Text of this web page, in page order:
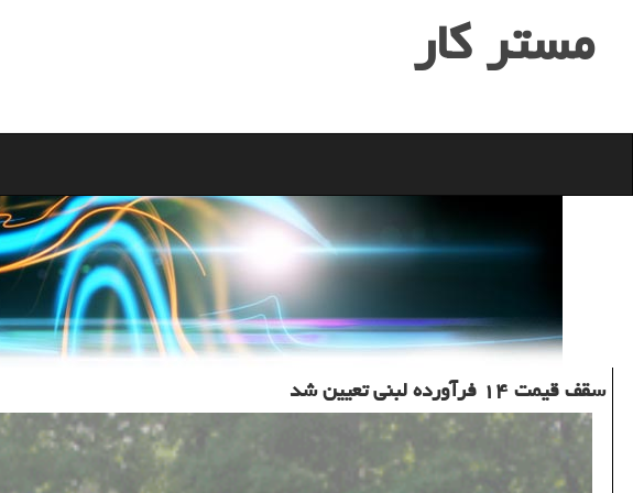
مستر كار
سقف قیمت ۱۴ فرآورده لبنی تعیین شد